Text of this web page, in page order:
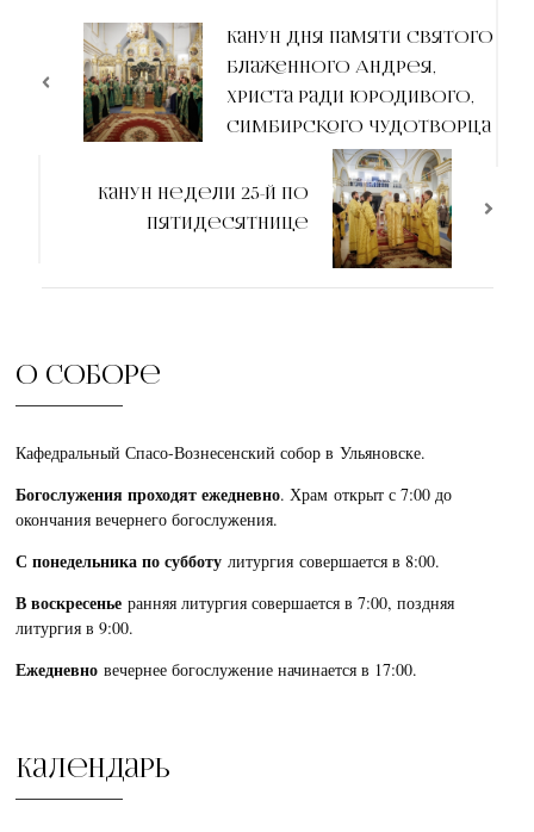
Канун дня памяти святого
блаженного Андрея,
Христа ради юродивого,
Симбирского чудотворца
Канун недели 25-й по
Пятидесятнице
О соборе
Кафедральный Спасо-Вознесенский собор в Ульяновске.
Богослужения проходят ежедневно. Храм открыт с 7:00 до
окончания вечернего богослужения.
С понедельника по субботулитургия совершается в 8:00.
В воскресеньеранняя литургия совершается в 7:00, поздняя
литургия в 9:00.
Ежедневновечернее богослужение начинается в 17:00.
Календарь